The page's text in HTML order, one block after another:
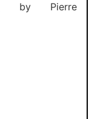
by Pierre